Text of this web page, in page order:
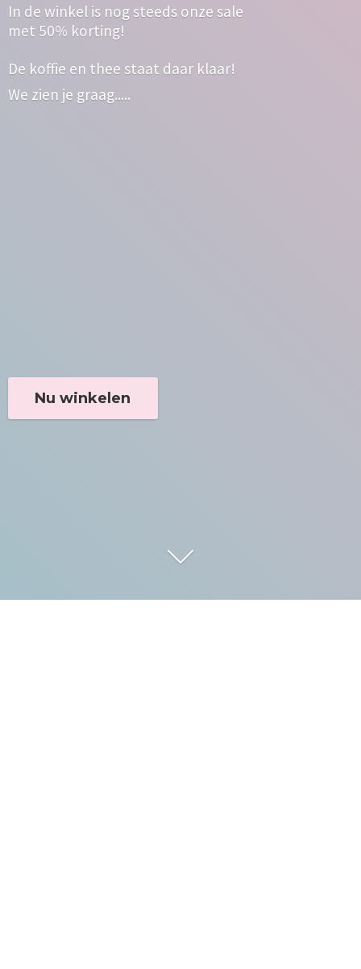
In de winkel is nog steeds onze sale
met 50% korting!
De koffie en thee staat daar klaar!
We zien je graag.....
Nu winkelen